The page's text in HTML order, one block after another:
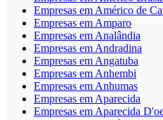
Empresas em Américo de
Empresas em Amparo
Empresas em Analândia
Empresas em Andradina
Empresas em Angatuba
Empresas em Anhembi
Empresas em Anhumas
Empresas em Aparecida
Empresas em Aparecida